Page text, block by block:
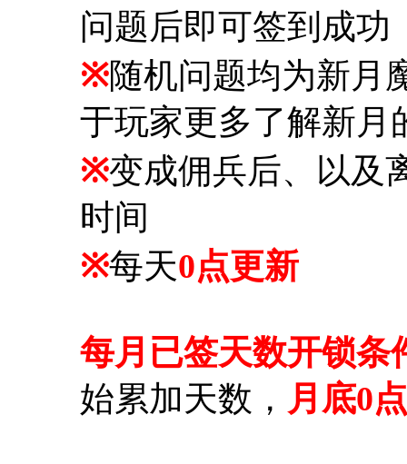
问题后即可签到成功
※随机问题均为新月
于玩家更多了解新月
※变成佣兵后、以及
时间
※每天0点更新
每月已签天数开锁条
始累加天数， 月底0